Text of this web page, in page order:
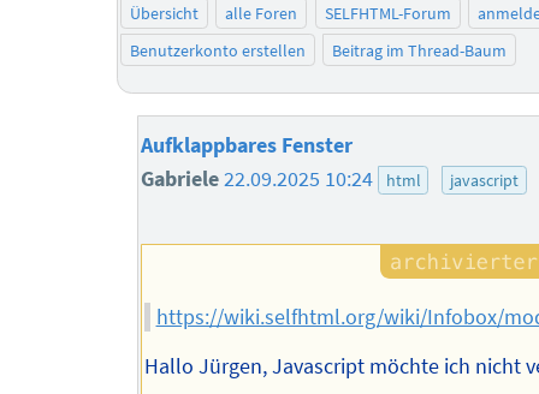
Übersicht alle Foren SELFHTML-Forum
Benutzerkonto erstellen
Beitrag im Thread-Baum
Aufklappbares Fenster
Gabriele22.09.2025 10:24 html javascript
https://wiki.selfhtml.org/wiki/Infobox/
Hallo Jürgen, Javascript möchte ich nicht